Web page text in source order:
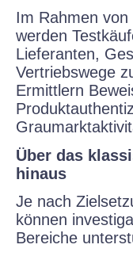
Im Rahmen
werden
Lieferanten,
Vertriebswege
Ermittlern
Über das
hinaus
Je nach
können
Bereiche